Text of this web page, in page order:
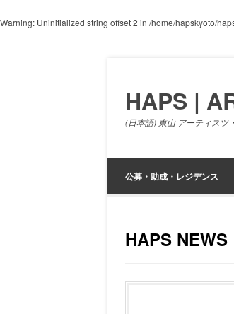
Warning: Uninitialized string offset 2 in /home/hapskyoto/
HAPS |
(日本語) 東山 アーティスツ
公募・助成・レジデンス
HAPS NEWS